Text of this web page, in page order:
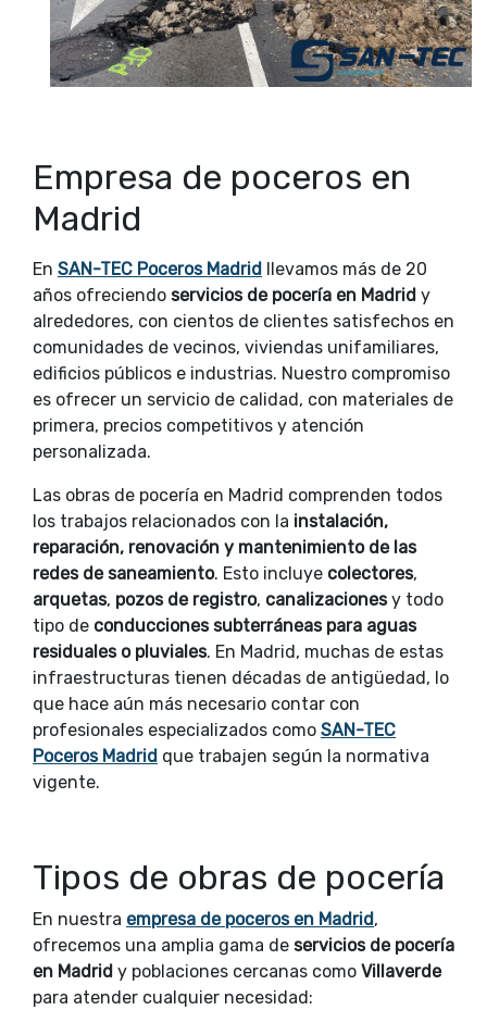
Empresa de poceros en
Madrid
En SAN-TEC Poceros Madrid
llevamos más de 20
años ofreciendo servicios de pocería en Madrid y
alrededores, con cientos de clientes satisfechos en
comunidades de vecinos, viviendas unifamiliares,
edificios públicos e industrias. Nuestro compromiso
es ofrecer un servicio de calidad, con materiales de
primera, precios competitivos y atención
personalizada.
Las obras de pocería en Madrid comprenden todos
los trabajos relacionados con la instalación,
reparación, renovación y mantenimiento de las
redes de saneamiento. Esto incluye colectores,
arquetas, pozos de registro, canalizacionesy todo
tipo de conducciones subterráneas para aguas
residuales o pluviales. En Madrid, muchas de estas
infraestructuras tienen décadas de antigüedad, lo
que hace aún más necesario contar con
profesionales especializados como SAN-TEC
Poceros Madrid que trabajen según la normativa
vigente.
Tipos de obras de pocería
En nuestra empresa de poceros en Madrid,
ofrecemos una amplia gama de servicios de pocería
en Madrid y poblaciones cercanas como Villaverde
para atender cualquier necesidad: